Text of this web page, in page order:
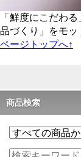
「鮮度にこだわ
品づくり」をモッ
ページトップへ↑
商品検索